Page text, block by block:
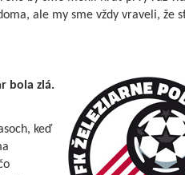
ale my sme vždy vraveli, že
bola zlá.
keď